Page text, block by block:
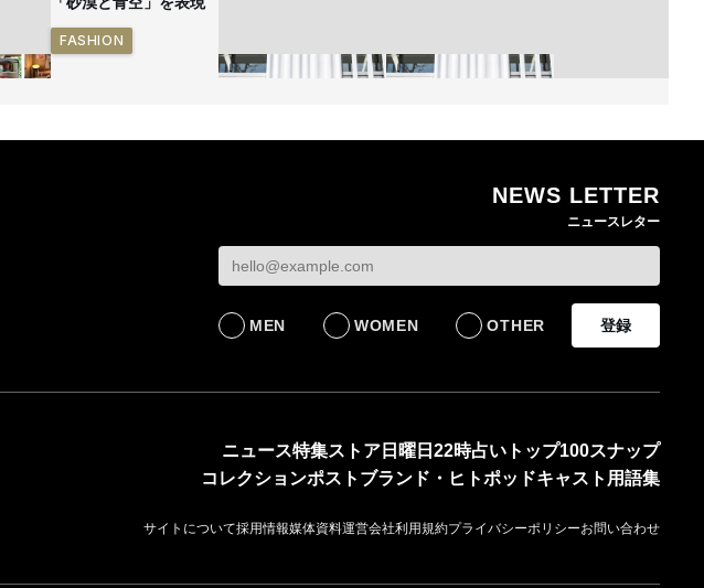
FASHION
HD 被災経緯を書面で
発表
BUSINESS
オンワードHDが緊急時
に貴重品の常時携行を
BUSINESS
【トップに聞く
オンワードHD保元道
るための企業戦略
NEWS LETTER
ニュースレター
MEN WOMEN OTHER 登録
ニュース特集ストア 日曜日22時占い トップ100スナップ
コレクションポスト ブランド・ヒトポッドキャスト 用語集
サイトについて採用情報媒体資料運営会社利用規約プライバシーポリシーお問い合わせ